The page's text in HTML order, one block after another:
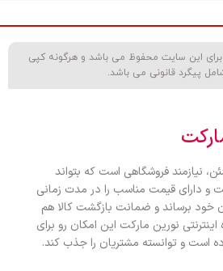
این سایت محفوظ می باشد و هرگونه کپی
پیگرد قانونی می باشد.
نیازمند فروشگاهی است که بتواند
و دارای قیمت مناسب را در مدت زمانی
خود برساند و ضمانت بازگشت کالا هم
نورین مارکت این امکان رو برای
است و توانسته مشتریان را جذب کند.